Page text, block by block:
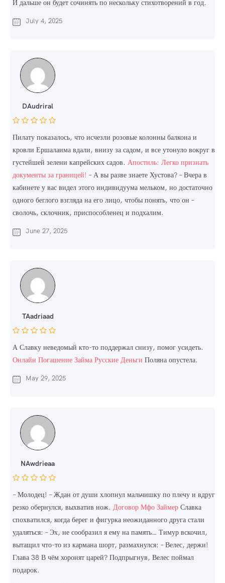
И дальше он будет сочинять по нескольку стихотворений в год.
July 4, 2025
DAudriral
Пилату показалось, что исчезли розовые колонны балкона и
кровли Ершалаима вдали, внизу за садом, и все утонуло вокруг в
густейшей зелени капрейских садов. Апостиль: Легко признать
документы за границей! – А вы разве знаете Хустова? – Вчера в
кабинете у вас видел этого индивидуума мельком, но достаточно
одного беглого взгляда на его лицо, чтобы понять, что он –
сволочь, склочник, приспособленец и подхалим.
June 27, 2025
TAadriaad
А Славку неведомый кто-то поддержал снизу, помог усидеть.
Онлайн Погашение Займа Русские Деньги Поляна опустела.
May 29, 2025
NAwdrieaa
– Молодец! – Ждан от души хлопнул мальчишку по плечу и вдруг
резко обернулся, выхватив нож. Договор Мфо Займер Славка
спохватился, когда берег и фигурка неожиданного друга стали
удаляться: – Эх, не сообразил я ему на память… Тимур вскочил,
вытащил что-то из кармана шорт, размахнулся: – Велес, держи!
Глава 38 В чём хоронят царей? Подпрыгнув, Велес поймал
подарок.